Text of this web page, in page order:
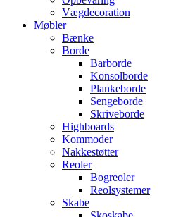
Vægdecoration
Møbler
Bænke
Borde
Barborde
Konsolborde
Plankeborde
Sengeborde
Skriveborde
Highboards
Kommoder
Nakkestøtter
Reoler
Bogreoler
Reolsystemer
Skabe